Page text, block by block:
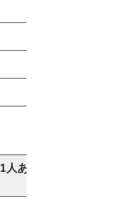
1人あたり売上高